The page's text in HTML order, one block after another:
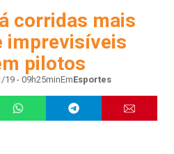
corridas mais
imprevisíveis
pilotos
19 - 09h25minEmEsportes